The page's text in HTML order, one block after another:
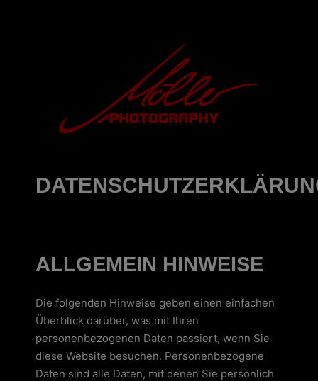
ALLGEMEIN HINWEISE
Die folgenden Hinweise geben einen einfachen
Überblick darüber, was mit Ihren
personenbezogenen Daten passiert, wenn Sie
diese Website besuchen. Personenbezogene
Daten sind alle Daten, mit denen Sie persönlich